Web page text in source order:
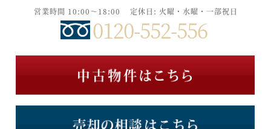
営業時間 10:00～18:00 定休日: 火曜・水曜・一部祝日
0120-552-556